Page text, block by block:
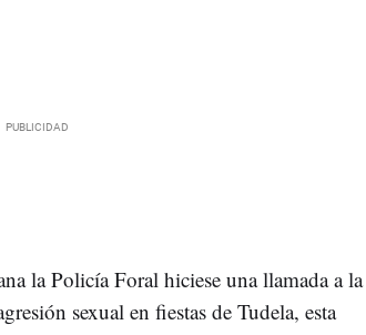
la Policía Foral hiciese una llamada a la
sexual en fiestas de Tudela, esta